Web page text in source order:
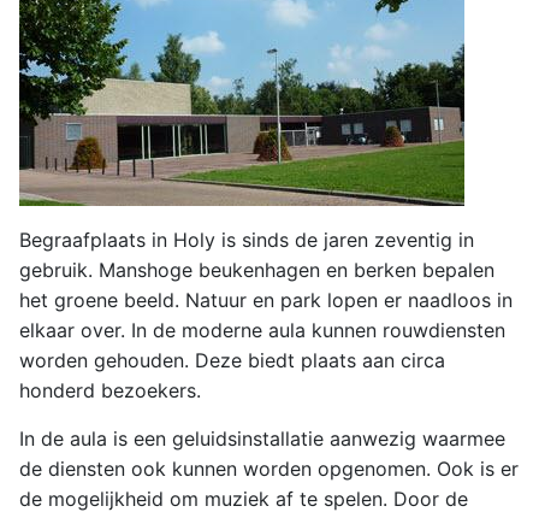
Begraafplaats in Holy is sinds de jaren zeventig in
gebruik. Manshoge beukenhagen en berken bepalen
het groene beeld. Natuur en park lopen er naadloos in
elkaar over. In de moderne aula kunnen rouwdiensten
worden gehouden. Deze biedt plaats aan circa
honderd bezoekers.
In de aula is een geluidsinstallatie aanwezig waarmee
de diensten ook kunnen worden opgenomen. Ook is er
de mogelijkheid om muziek af te spelen. Door de